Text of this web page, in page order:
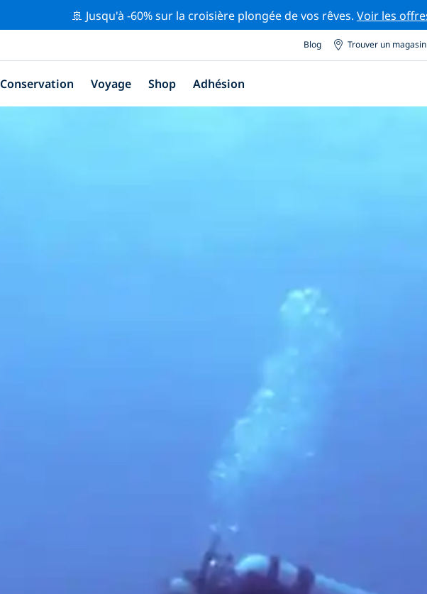
🚢 Jusqu'à -60% sur la croisière plongée de vos rêves. Voir les
Blog Trouver un
Conservation Voyage Shop Adhésion